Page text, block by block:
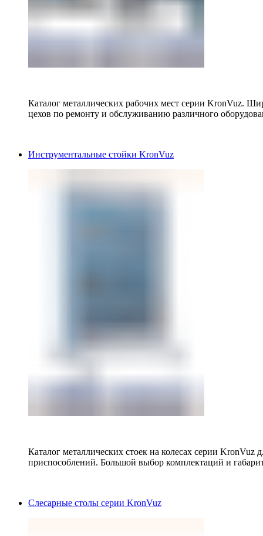
Каталог металлических рабочих мест серии KronVuz.
цехов по ремонту и обслуживанию различного
Инструментальные стойки KronVuz
Каталог металлических стоек на колесах серии KronVuz
приспособлений. Большой выбор комплектаций и
Слесарные столы серии KronVuz